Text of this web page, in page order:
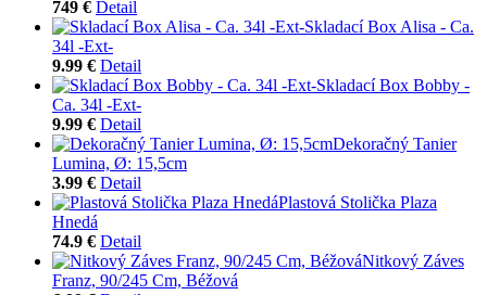
749 € Detail
Skladací Box Alisa - Ca.
34l -Ext-
9.99 € Detail
Skladací Box Bobby -
Ca. 34l -Ext-
9.99 € Detail
Dekoračný Tanier
Lumina, Ø: 15,5cm
3.99 € Detail
Plastová Stolička Plaza
Hnedá
74.9 € Detail
Nitkový Záves
Franz, 90/245 Cm, Béžová